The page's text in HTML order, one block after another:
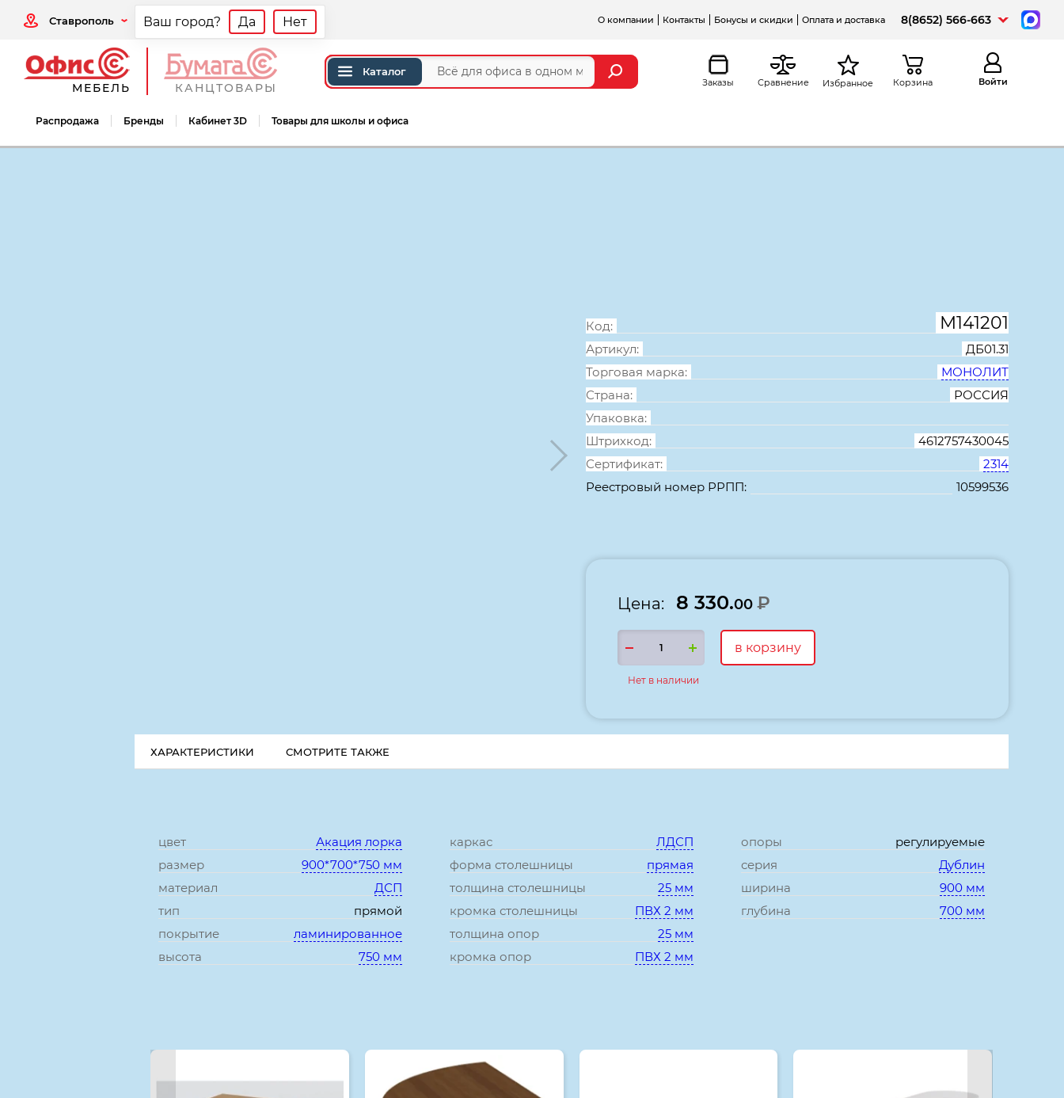
Ставрополь Ваш город? Да Нет О компании Контакты Бонусы и скидки Оплата и доставка 8(8652) 566-663
МЕБЕЛЬ КАНЦТОВАРЫ
Каталог
Заказы Сравнение Избранное Корзина Войти
Распродажа Бренды Кабинет 3D Товары для школы и офиса
Код: М141201
Артикул:
ДБ01.31
Торговая марка:
МОНОЛИТ
Страна:
РОССИЯ
Упаковка:
Штрихкод:
4612757430045
Сертификат:
2314
Реестровый номер РРПП:
10599536
Цена: 8 330.00 ₽
в корзину
Нет в наличии
ХАРАКТЕРИСТИКИ СМОТРИТЕ ТАКЖЕ
цвет
Акация лорка
размер
900*700*750 мм
материал
ДСП
тип
прямой
покрытие
ламинированное
высота
750 мм
каркас
ЛДСП
форма столешницы
прямая
толщина столешницы
25 мм
кромка столешницы
ПВХ 2 мм
толщина опор
25 мм
кромка опор
ПВХ 2 мм
опоры
регулируемые
серия
Дублин
ширина
900 мм
глубина
700 мм